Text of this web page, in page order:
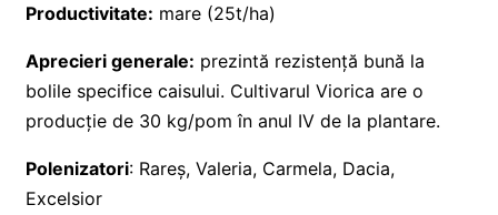
Productivitate: mare (25t/ha)
Aprecieri generale: prezintă rezistență bună la
bolile specifice caisului. Cultivarul Viorica are o
producție de 30 kg/pom în anul IV de la plantare.
Polenizatori: Rareș, Valeria, Carmela, Dacia,
Excelsior